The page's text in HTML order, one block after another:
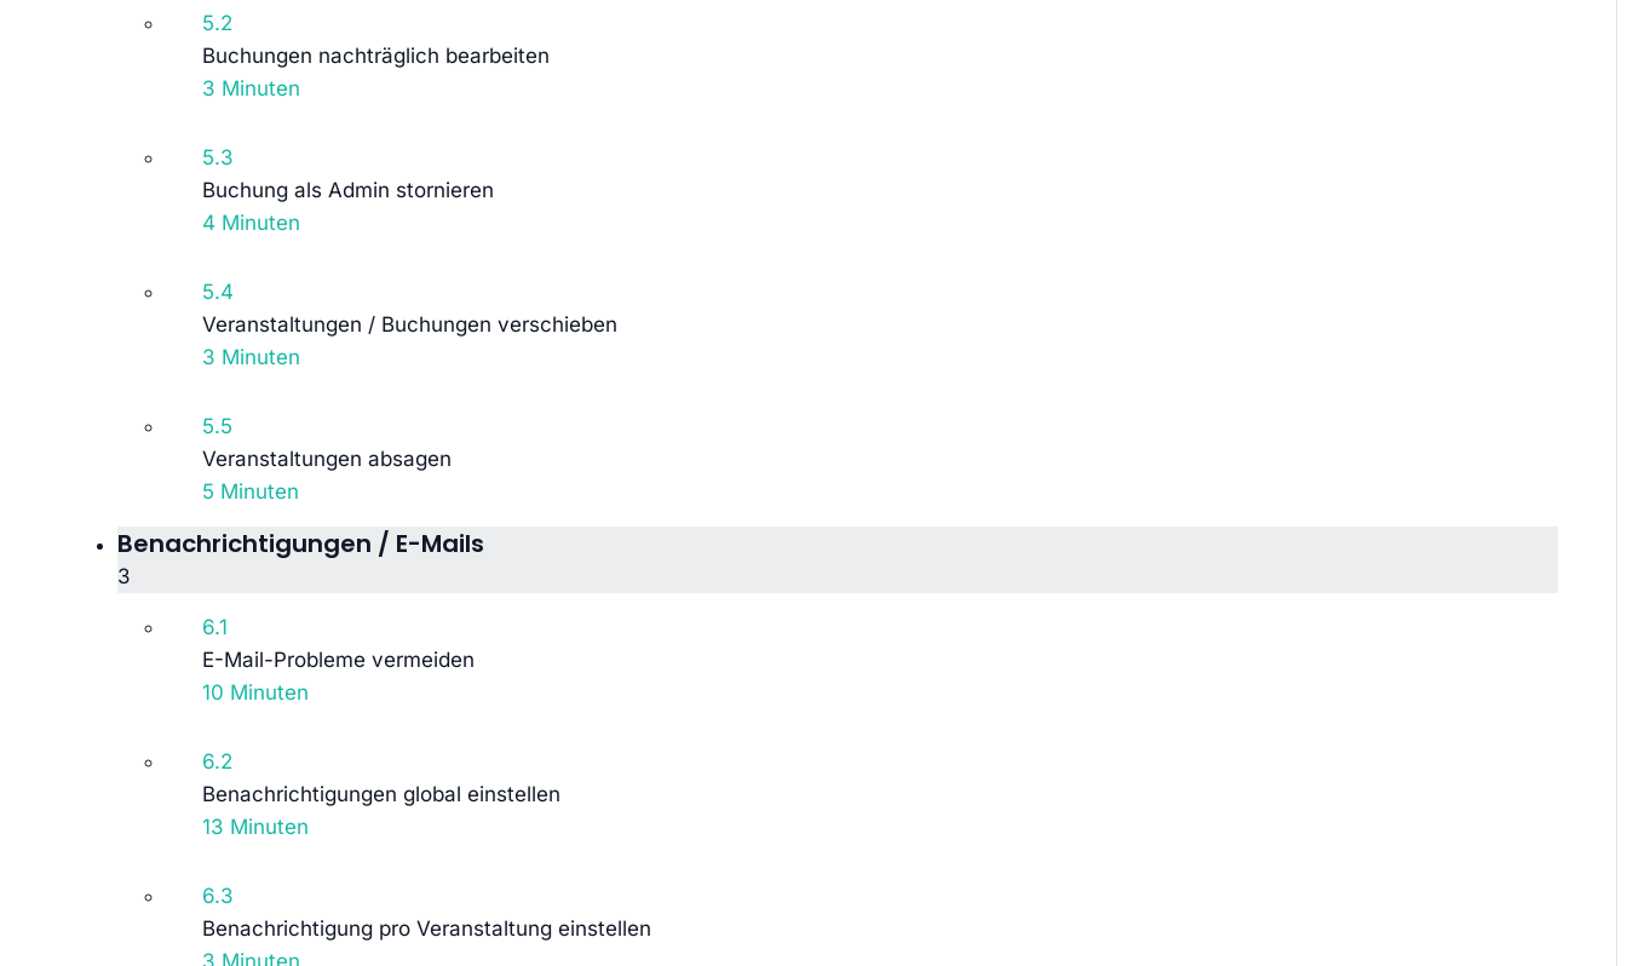
5.2
Buchungen nachträglich bearbeiten
3 Minuten
5.3
Buchung als Admin stornieren
4 Minuten
5.4
Veranstaltungen / Buchungen verschieben
3 Minuten
5.5
Veranstaltungen absagen
5 Minuten
Benachrichtigungen / E-Mails
3
6.1
E-Mail-Probleme vermeiden
10 Minuten
6.2
Benachrichtigungen global einstellen
13 Minuten
6.3
Benachrichtigung pro Veranstaltung einstellen
3 Minuten